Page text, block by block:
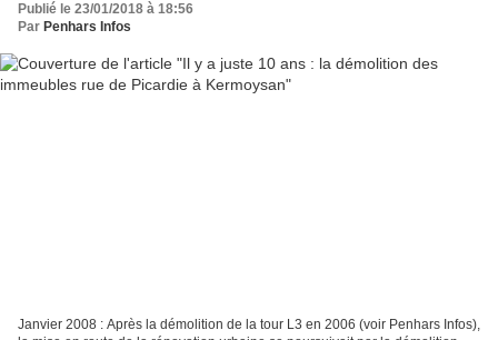
Publié le 23/01/2018 à 18:56
Par Penhars Infos
Janvier 2008 : Après la démolition de la tour L3 en 2006 (voir Penhars Infos),